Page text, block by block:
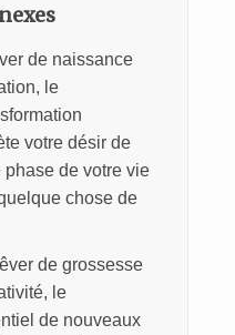
de naissance
le
votre désir de
de votre vie
chose de
de grossesse
le
de nouveaux